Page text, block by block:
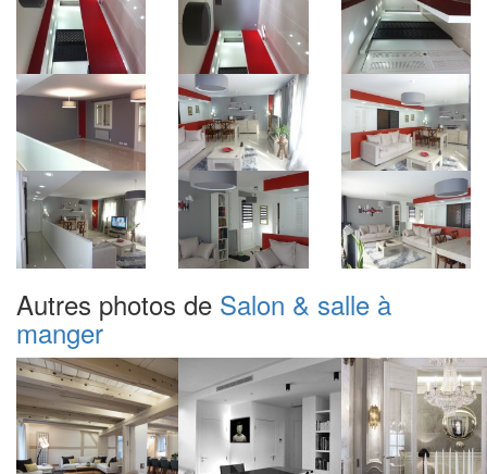
Autres photos de Salon & salle à
manger